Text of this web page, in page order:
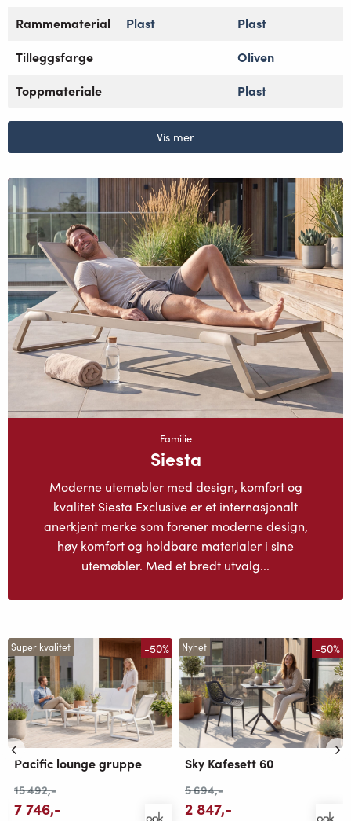
Rammematerial Plast
Plast
Tilleggsfarge
Oliven
Toppmateriale
Plast
Vis mer
Familie
Siesta
Moderne utemøbler med design, komfort og
kvalitet Siesta Exclusive er et internasjonalt
anerkjent merke som forener moderne design,
høy komfort og holdbare materialer i sine
utemøbler. Med et bredt utvalg...
Super kvalitet -50%
Pacific lounge gruppe
15 492,-
7 746,-
Nyhet -50%
Sky Kafesett 60
5 694,-
2 847,-